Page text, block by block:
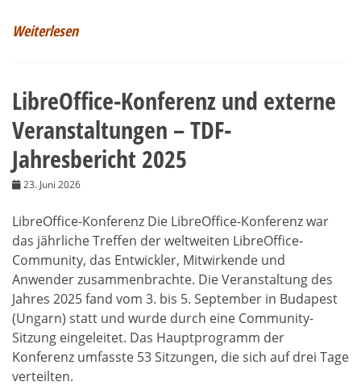
Weiterlesen
LibreOffice-Konferenz und externe
Veranstaltungen – TDF-
Jahresbericht 2025
23. Juni 2026
LibreOffice-Konferenz Die LibreOffice-Konferenz war
das jährliche Treffen der weltweiten LibreOffice-
Community, das Entwickler, Mitwirkende und
Anwender zusammenbrachte. Die Veranstaltung des
Jahres 2025 fand vom 3. bis 5. September in Budapest
(Ungarn) statt und wurde durch eine Community-
Sitzung eingeleitet. Das Hauptprogramm der
Konferenz umfasste 53 Sitzungen, die sich auf drei Tage
verteilten.